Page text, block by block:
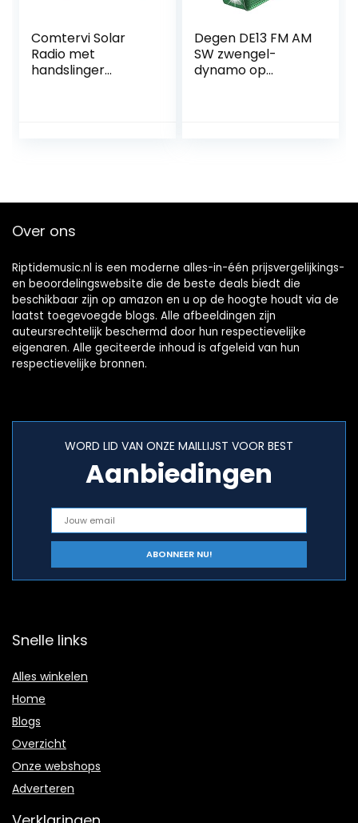
Comtervi Solar
Radio met
handslinger
zwengelradio,
voor wandelen,
outdoor
Degen DE13 FM AM
SW zwengel-
dynamo op
Over ons
Riptidemusic.nl is een moderne alles-in-één prijsvergelijkings-
en beoordelingswebsite die de beste deals biedt die
beschikbaar zijn op amazon en u op de hoogte houdt via de
laatst toegevoegde blogs. Alle afbeeldingen zijn
auteursrechtelijk beschermd door hun respectievelijke
eigenaren. Alle geciteerde inhoud is afgeleid van hun
respectievelijke bronnen.
WORD LID VAN ONZE MAILLIJST VOOR BEST
Aanbiedingen
Snelle links
Alles winkelen
Home
Blogs
Overzicht
Onze webshops
Adverteren